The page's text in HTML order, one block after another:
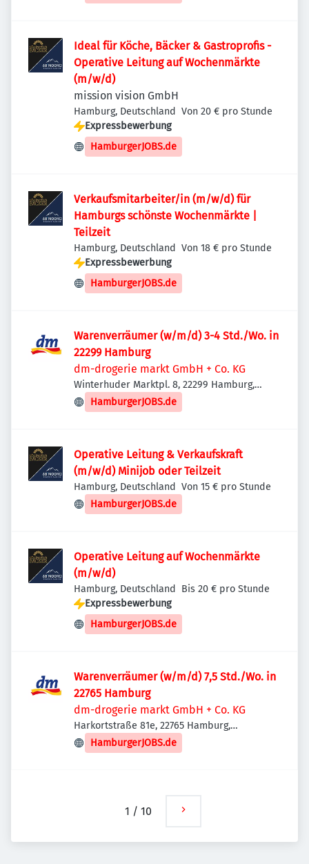
Ideal für Köche, Bäcker & Gastroprofis -
Operative Leitung auf Wochenmärkte
(m/w/d)
mission vision GmbH
Hamburg, Deutschland
Von 20 € pro Stunde
Expressbewerbung
HamburgerJOBS.de
Verkaufsmitarbeiter/in (m/w/d) für
Hamburgs schönste Wochenmärkte |
Teilzeit
Hamburg, Deutschland
Von 18 € pro Stunde
Expressbewerbung
HamburgerJOBS.de
Warenverräumer (w/m/d) 3-4 Std./Wo. in
22299 Hamburg
dm-drogerie markt GmbH + Co. KG
Winterhuder Marktpl. 8, 22299 Hamburg,
Deutschland
HamburgerJOBS.de
Operative Leitung & Verkaufskraft
(m/w/d) Minijob oder Teilzeit
Hamburg, Deutschland
Von 15 € pro Stunde
HamburgerJOBS.de
Operative Leitung auf Wochenmärkte
(m/w/d)
Hamburg, Deutschland
Bis 20 € pro Stunde
Expressbewerbung
HamburgerJOBS.de
Warenverräumer (w/m/d) 7,5 Std./Wo. in
22765 Hamburg
dm-drogerie markt GmbH + Co. KG
Harkortstraße 81e, 22765 Hamburg,
Deutschland
HamburgerJOBS.de
1 / 10